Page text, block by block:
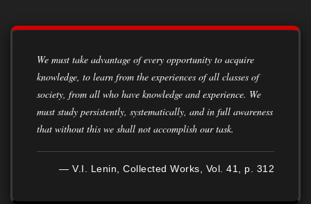
We must take advantage of every opportunity to acquire
knowledge, to learn from the experiences of all classes of
society, from all who have knowledge and experience. We
must study persistently, systematically, and in full awareness
that without this we shall not accomplish our task.
— V.I. Lenin, Collected Works, Vol. 41, p. 312